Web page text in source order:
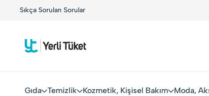
Sıkça Sorulan SorularYerli Tüketiciler, Yerli Markalarla Buluşuyor!
Gıda Temizlik Kozmetik, Kişisel Bakım Moda,